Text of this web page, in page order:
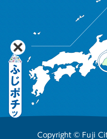
Copyright © Fuji